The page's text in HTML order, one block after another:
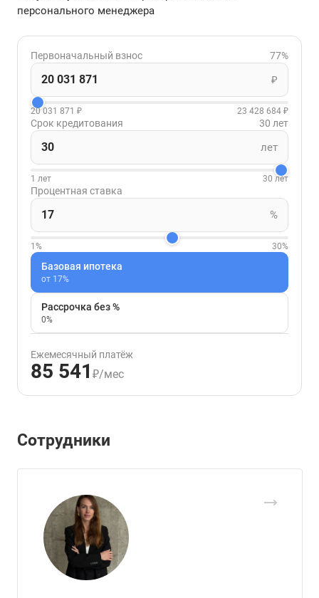
персонального менеджера
Первоначальный взнос 77%
₽
20 031 871 ₽ 23 428 684 ₽
Срок кредитования 30 лет
лет
1 лет 30 лет
Процентная ставка
%
1% 30%
Базовая ипотека
от 17%
Рассрочка без %
0%
Ежемесячный платёж
85 541 ₽/мес
Сотрудники